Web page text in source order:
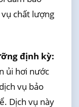
chất lượng
định kỳ:
ủi hơi nước
vụ bảo
Dịch vụ này